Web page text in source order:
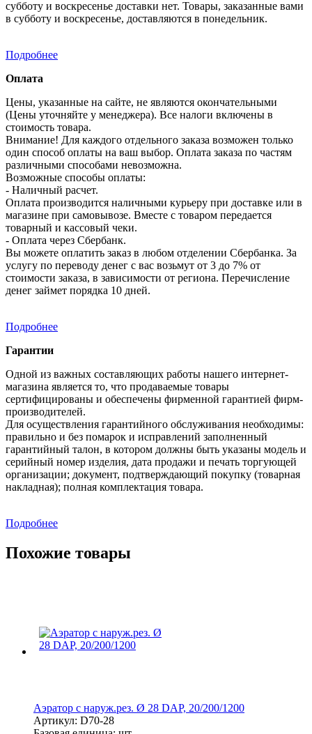
субботу и воскресенье доставки нет. Товары, заказанные вами
в субботу и воскресенье, доставляются в понедельник.
Подробнее
Оплата
Цены, указанные на сайте, не являются окончательными
(Цены уточняйте у менеджера). Все налоги включены в
стоимость товара.
Внимание! Для каждого отдельного заказа возможен только
один способ оплаты на ваш выбор. Оплата заказа по частям
различными способами невозможна.
Возможные способы оплаты:
- Наличный расчет.
Оплата производится наличными курьеру при доставке или в
магазине при самовывозе. Вместе с товаром передается
товарный и кассовый чеки.
- Оплата через Сбербанк.
Вы можете оплатить заказ в любом отделении Сбербанка. За
услугу по переводу денег с вас возьмут от 3 до 7% от
стоимости заказа, в зависимости от региона. Перечисление
денег займет порядка 10 дней.
Подробнее
Гарантии
Одной из важных составляющих работы нашего интернет-
магазина является то, что продаваемые товары
сертифицированы и обеспечены фирменной гарантией фирм-
производителей.
Для осуществления гарантийного обслуживания необходимы:
правильно и без помарок и исправлений заполненный
гарантийный талон, в котором должны быть указаны модель и
серийный номер изделия, дата продажи и печать торгующей
организации; документ, подтверждающий покупку (товарная
накладная); полная комплектация товара.
Подробнее
Похожие товары
Аэратор с наруж.рез. Ø 28 DAP, 20/200/1200
Артикул: D70-28